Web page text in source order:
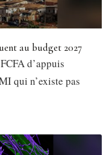
au budget 2027
d’appuis
qui n’existe pas